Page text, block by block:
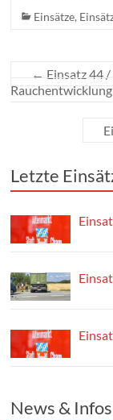
Einsätze,
← Einsatz 44
Rauchentwicklung
Letzte
News & Infos